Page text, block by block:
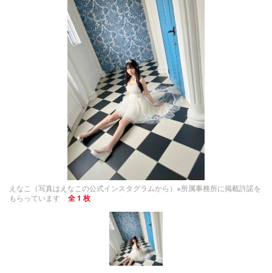
えなこ（写真はえなこの公式インスタグラムから）※所属事務所に掲載許諾を
もらっています
全 1 枚